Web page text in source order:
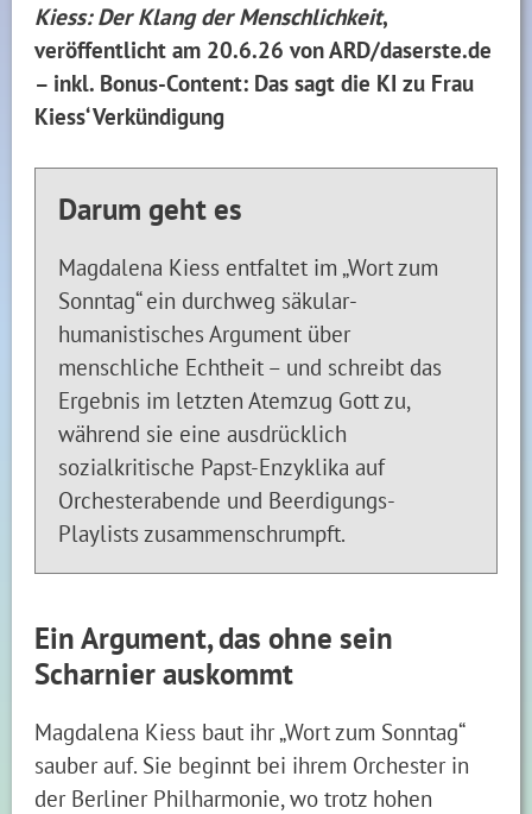
Kiess: Der Klang der Menschlichkeit,
veröffentlicht am 20.6.26 von ARD/daserste.de
– inkl. Bonus-Content: Das sagt die KI zu Frau
Kiess‘ Verkündigung
Darum geht es
Magdalena Kiess entfaltet im „Wort zum
Sonntag“ ein durchweg säkular-
humanistisches Argument über
menschliche Echtheit – und schreibt das
Ergebnis im letzten Atemzug Gott zu,
während sie eine ausdrücklich
sozialkritische Papst-Enzyklika auf
Orchesterabende und Beerdigungs-
Playlists zusammenschrumpft.
Ein Argument, das ohne sein
Scharnier auskommt
Magdalena Kiess baut ihr „Wort zum Sonntag“
sauber auf. Sie beginnt bei ihrem Orchester in
der Berliner Philharmonie, wo trotz hohen